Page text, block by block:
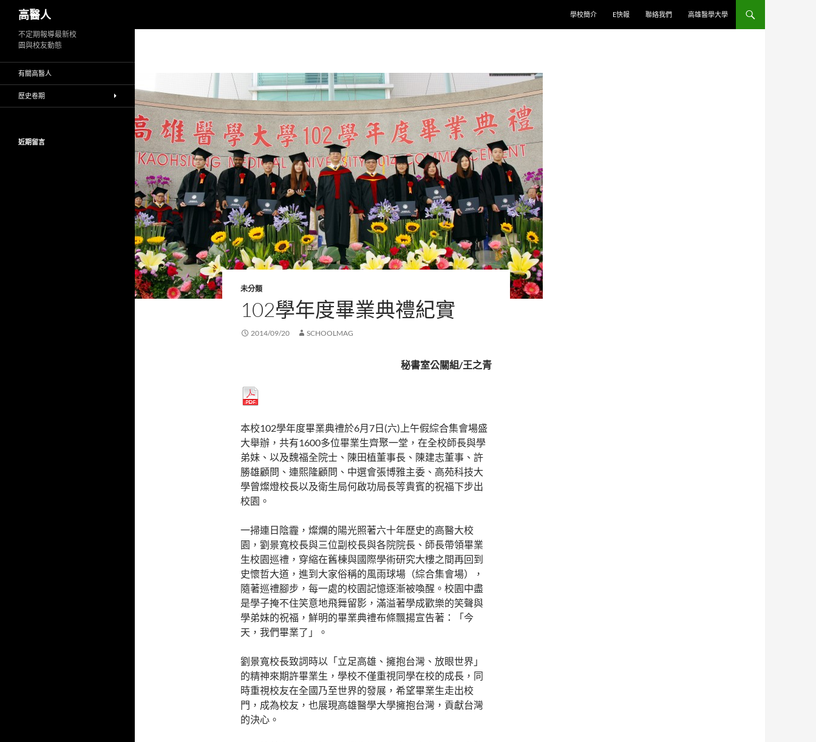
主
容
高醫人 學校簡介 E快報 聯絡我們 高雄醫學大學
未分類
102學年度畢業典禮紀實
2014/09/20 SCHOOLMAG
秘書室公關組/王之青
本校102學年度畢業典禮於6月7日(六)上午假綜合集會場盛
大舉辦，共有1600多位畢業生齊聚一堂，在全校師長與學
弟妹、以及魏福全院士、陳田植董事長、陳建志董事、許
勝雄顧問、連熙隆顧問、中選會張博雅主委、高苑科技大
學曾燦燈校長以及衛生局何啟功局長等貴賓的祝福下步出
校園。
一掃連日陰霾，燦爛的陽光照著六十年歷史的高醫大校
園，劉景寬校長與三位副校長與各院院長、師長帶領畢業
生校園巡禮，穿縮在舊棟與國際學術研究大樓之間再回到
史懷哲大道，進到大家俗稱的風雨球場（綜合集會場），
隨著巡禮腳步，每一處的校園記憶逐漸被喚醒。校園中盡
是學子掩不住笑意地飛舞留影，滿溢著學成歡樂的笑聲與
學弟妹的祝福，鮮明的畢業典禮布條飄揚宣告著：「今
天，我們畢業了」。
劉景寬校長致詞時以「立足高雄、擁抱台灣、放眼世界」
的精神來期許畢業生，學校不僅重視同學在校的成長，同
時重視校友在全國乃至世界的發展，希望畢業生走出校
門，成為校友，也展現高雄醫學大學擁抱台灣，貢獻台灣
的決心。
不定期報導最新校
園與校友動態
有關高醫人
歷史卷期
近期留言